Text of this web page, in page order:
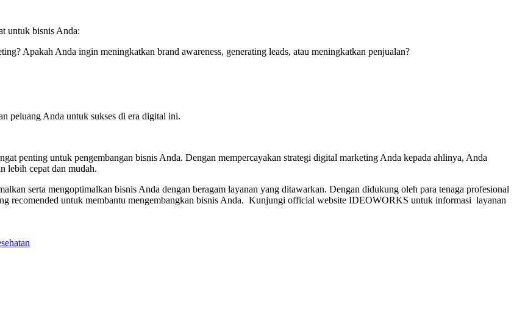
untuk bisnis Anda:
Apakah Anda ingin meningkatkan brand awareness, generating leads, atau meningkatkan penjualan?
peluang Anda untuk sukses di era digital ini.
penting untuk pengembangan bisnis Anda. Dengan mempercayakan strategi digital marketing Anda kepada ahlinya, Anda
lebih cepat dan mudah.
serta mengoptimalkan bisnis Anda dengan beragam layanan yang ditawarkan. Dengan didukung oleh para tenaga profesional
recomended untuk membantu mengembangkan bisnis Anda. Kunjungi official website IDEOWORKS untuk informasi layanan